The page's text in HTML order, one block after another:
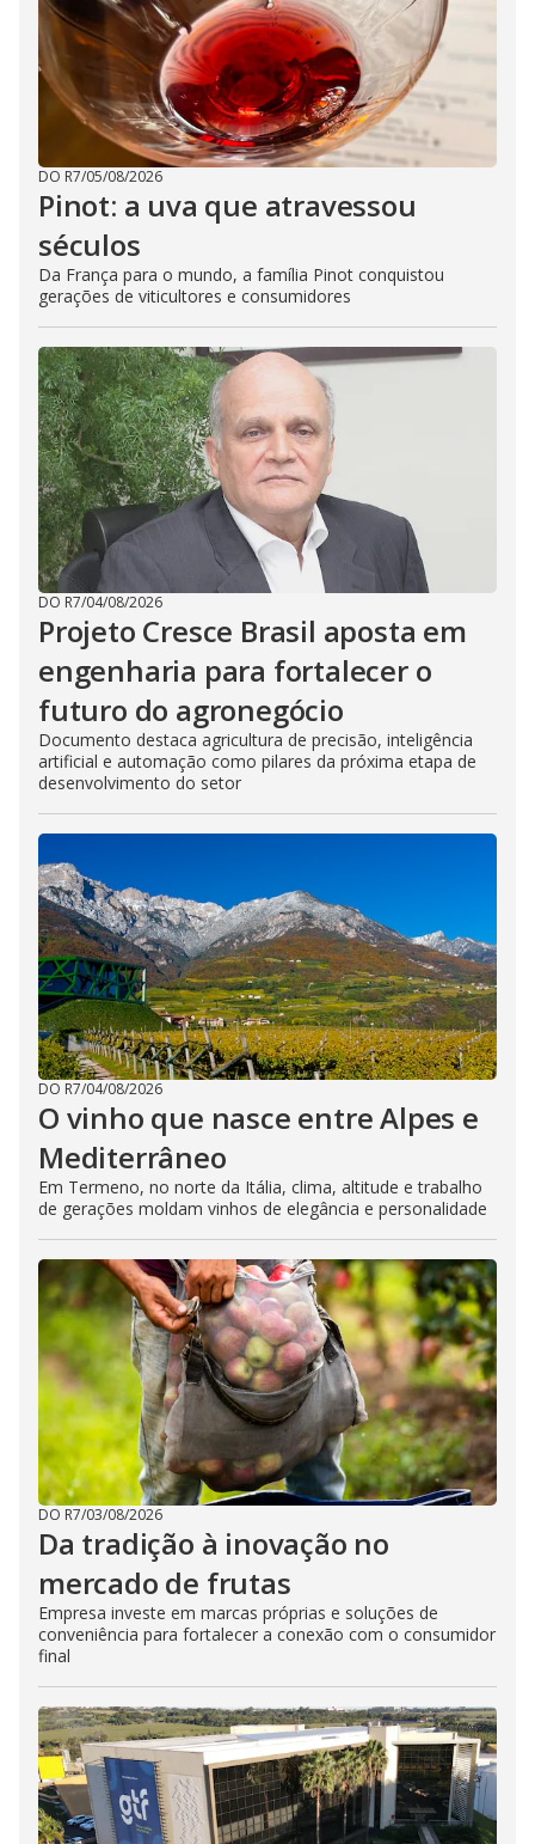
DO R7/05/08/2026
Pinot: a uva que atravessou
séculos
Da França para o mundo, a família Pinot conquistou
gerações de viticultores e consumidores
DO R7/04/08/2026
Projeto Cresce Brasil aposta em
engenharia para fortalecer o
futuro do agronegócio
Documento destaca agricultura de precisão, inteligência
artificial e automação como pilares da próxima etapa de
desenvolvimento do setor
DO R7/04/08/2026
O vinho que nasce entre Alpes e
Mediterrâneo
Em Termeno, no norte da Itália, clima, altitude e trabalho
de gerações moldam vinhos de elegância e personalidade
DO R7/03/08/2026
Da tradição à inovação no
mercado de frutas
Empresa investe em marcas próprias e soluções de
conveniência para fortalecer a conexão com o consumidor
final